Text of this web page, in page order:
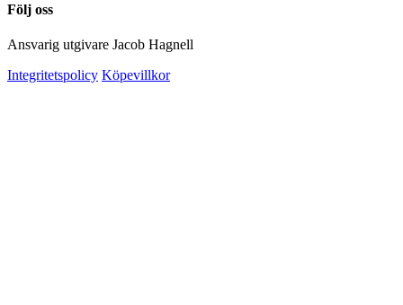
Följ oss
Ansvarig utgivare Jacob Hagnell
Integritetspolicy Köpevillkor